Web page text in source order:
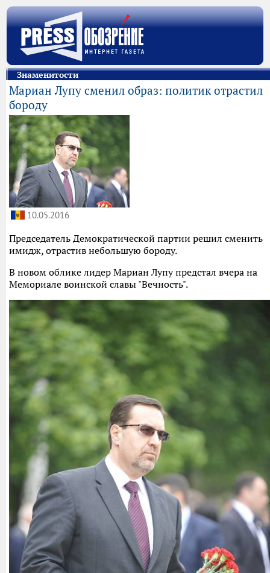
Знаменитости
Мариан Лупу сменил образ: политик отрастил
бороду
10.05.2016
Председатель Демократической партии решил сменить
имидж, отрастив небольшую бороду.
В новом облике лидер Мариан Лупу предстал вчера на
Мемориале воинской славы "Вечность".